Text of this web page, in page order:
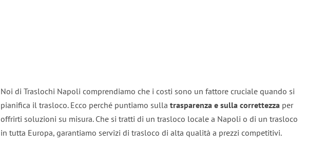
Noi di Traslochi Napoli comprendiamo che i costi sono un fattore cruciale quando si
pianifica il trasloco. Ecco perché puntiamo sulla trasparenza e sulla correttezza per
offrirti soluzioni su misura. Che si tratti di un trasloco locale a Napoli o di un trasloco
in tutta Europa, garantiamo servizi di trasloco di alta qualità a prezzi competitivi.